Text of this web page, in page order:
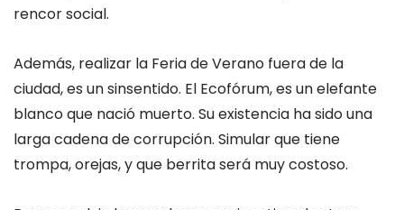
rencor social.
Además, realizar la Feria de Verano fuera de la
ciudad, es un sinsentido. El Ecofórum, es un elefante
blanco que nació muerto. Su existencia ha sido una
larga cadena de corrupción. Simular que tiene
trompa, orejas, y que berrita será muy costoso.